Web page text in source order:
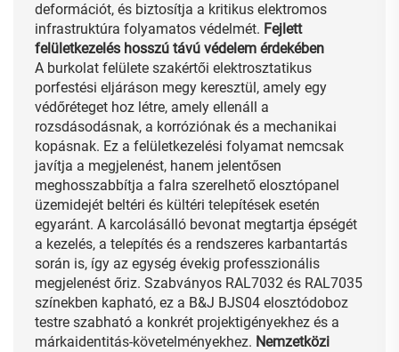
deformációt, és biztosítja a kritikus elektromos
infrastruktúra folyamatos védelmét. Fejlett
felületkezelés hosszú távú védelem érdekében
A burkolat felülete szakértői elektrosztatikus
porfestési eljáráson megy keresztül, amely egy
védőréteget hoz létre, amely ellenáll a
rozsdásodásnak, a korróziónak és a mechanikai
kopásnak. Ez a felületkezelési folyamat nemcsak
javítja a megjelenést, hanem jelentősen
meghosszabbítja a falra szerelhető elosztópanel
üzemidejét beltéri és kültéri telepítések esetén
egyaránt. A karcolásálló bevonat megtartja épségét
a kezelés, a telepítés és a rendszeres karbantartás
során is, így az egység évekig professzionális
megjelenést őriz. Szabványos RAL7032 és RAL7035
színekben kapható, ez a B&J BJS04 elosztódoboz
testre szabható a konkrét projektigényekhez és a
márkaidentitás-követelményekhez. Nemzetközi